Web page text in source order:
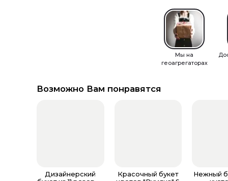
Мы на
геоагрегаторах
Возможно Вам понравятся
Дизайнерский
Красочный букет
Нежный